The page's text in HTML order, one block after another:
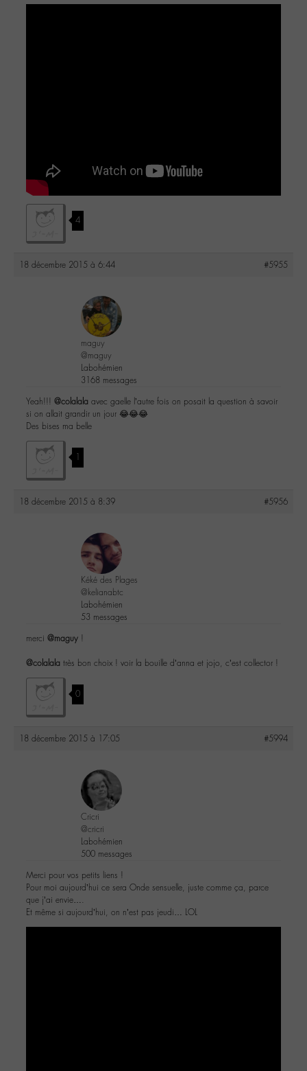
4
18 décembre 2015 à 6:44 #5955
maguy
@maguy
Labohémien
3168 messages
Yeah!!! @colalala avec gaelle l’autre fois on posait la question à savoir
si on allait grandir un jour 😂😂😂
Des bises ma belle
1
18 décembre 2015 à 8:39 #5956
Kéké des Plages
@kelianabtc
Labohémien
53 messages
merci @maguy !
@colalala très bon choix ! voir la bouille d’anna et jojo, c’est collector !
0
18 décembre 2015 à 17:05 #5994
Cricri
@cricri
Labohémien
500 messages
Merci pour vos petits liens !
Pour moi aujourd’hui ce sera Onde sensuelle, juste comme ça, parce
que j’ai envie….
Et même si aujourd’hui, on n’est pas jeudi… LOL